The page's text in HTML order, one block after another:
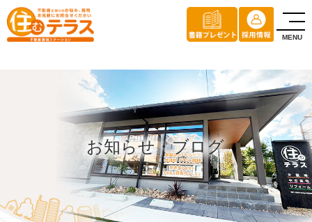
お知らせ・ブログ